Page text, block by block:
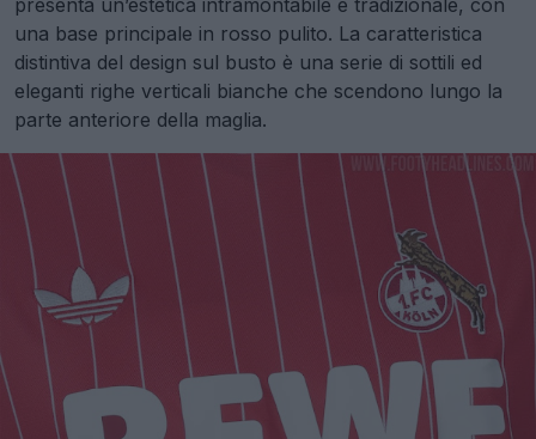
presenta un’estetica intramontabile e tradizionale, con
una base principale in rosso pulito. La caratteristica
distintiva del design sul busto è una serie di sottili ed
eleganti righe verticali bianche che scendono lungo la
parte anteriore della maglia.